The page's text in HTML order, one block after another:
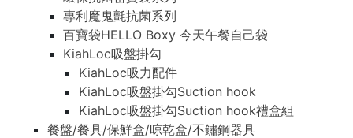
專利魔鬼氈抗菌系列
百寶袋HELLO Boxy 今天午餐自己袋
KiahLoc吸盤掛勾
KiahLoc吸力配件
KiahLoc吸盤掛勾Suction hook
KiahLoc吸盤掛勾Suction hook禮盒組
餐盤/餐具/保鮮盒/晾乾盒/不鏽鋼器具